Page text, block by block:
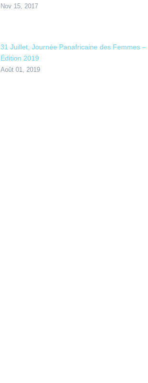
Nov 15, 2017
31 Juillet, Journée Panafricaine des Femmes –
Édition 2019
Août 01, 2019